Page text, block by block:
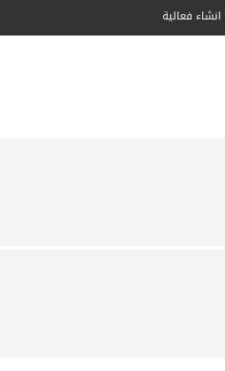
انشاء فعالية